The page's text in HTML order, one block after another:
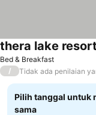
Bed & Breakfast
thera lake resort
/ Tidak ada penilaian
Pilih tanggal untuk
sama